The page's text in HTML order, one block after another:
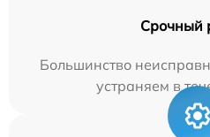
Срочный
Большинство
устраняем в